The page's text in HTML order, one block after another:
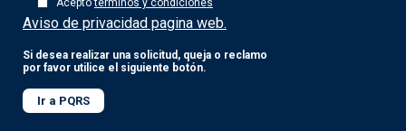
Aviso de privacidad pagina web.
Si desea realizar una solicitud, queja o reclamo
por favor utilice el siguiente botón.
Ir a PQRS